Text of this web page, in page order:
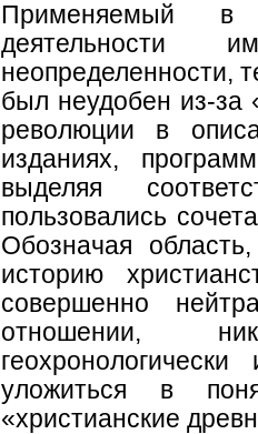
Применяемый в
деятельности
неопределенности,
был неудобен из-за
революции в
изданиях,
выделяя
пользовались
Обозначая
историю
совершенно
отношении,
уложиться в
«христианские